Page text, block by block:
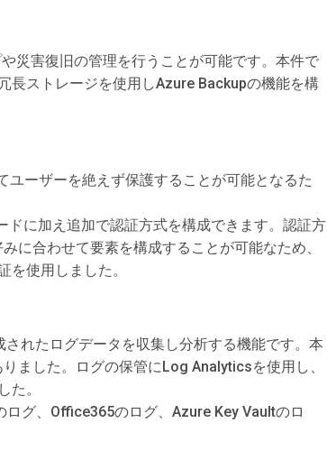
災害復旧の管理を行うことが可能です。本件で
長ストレージを使用しAzure Backupの機能を構
ーザーを絶えず保護することが可能となるた
に加え追加で認証方式を構成できます。認証方
に合わせて要素を構成することが可能なため、
使用しました。
れたログデータを収集し分析する機能です。本
ました。ログの保管にLog Analyticsを使用し、
た。
グ、Office365のログ、Azure Key Vaultのロ